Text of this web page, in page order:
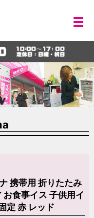
メ
携帯用 折りたたみ
食事イス 子供用イ
定 赤 レッド